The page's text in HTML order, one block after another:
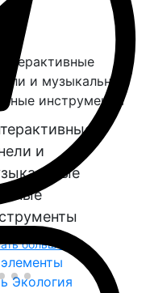
Оборудование для
геопластики
Узнать больше
Экология